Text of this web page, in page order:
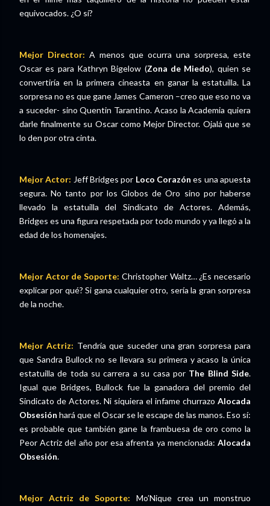
equivocados. ¿O sí?
Mejor Director: A menos que ocurra una sorpresa, este
Oscar es para Kathryn Bigelow (Zona de Miedo), quien se
convertiría en la primera cineasta en ganar la estatuilla. La
sorpresa no es que gane James Cameron –creo que eso no va
a suceder- sino Quentin Tarantino. Acaso la Academia quiera
darle finalmente su Oscar como Mejor Director. Ojalá que se
lo den por otra cinta.
Mejor Actor: Jeff Bridges por Loco Corazón es una apuesta
segura. No tanto por los Globos de Oro sino por haberse
llevado la estatuilla del Sindicato de Actores. Además,
Bridges es una figura respetada por todo mundo y ya llegó a la
edad de los homenajes.
Mejor Actor de Soporte: Christopher Waltz… ¿Es necesario
explicar por qué? Si gana cualquier otro, sería la gran sorpresa
de la noche.
Mejor Actriz: Tendría que suceder una gran sorpresa para
que Sandra Bullock no se llevara su primera y acaso la única
estatuilla de toda su carrera a su casa por The Blind Side.
Igual que Bridges, Bullock fue la ganadora del premio del
Sindicato de Actores. Ni siquiera el infame churrazo Alocada
Obsesión hará que el Oscar se le escape de las manos. Eso sí:
es probable que también gane la frambuesa de oro como la
Peor Actriz del año por esa afrenta ya mencionada: Alocada
Obsesión.
Mejor Actriz de Soporte: Mo’Nique crea un monstruo